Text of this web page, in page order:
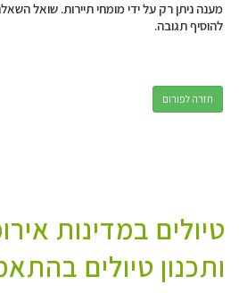
מענה ניתן רק על ידי מומחי תיירות. שואל
להוסיף תגובה.
חזרה לפורום
טיולים במדינות
ותכנון טיולים